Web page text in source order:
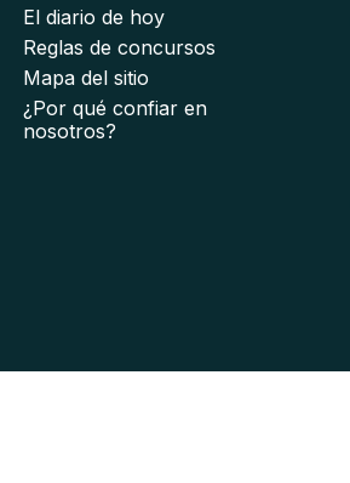
El diario de hoy
Reglas de concursos
Mapa del sitio
¿Por qué confiar en
nosotros?